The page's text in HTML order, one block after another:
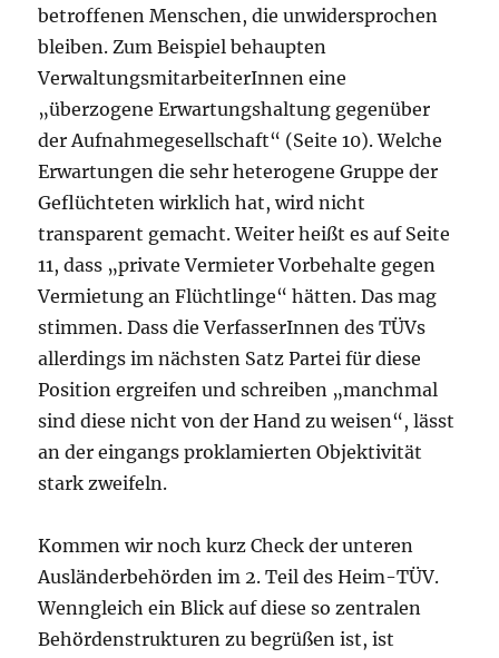
betroffenen Menschen, die unwidersprochen
bleiben. Zum Beispiel behaupten
VerwaltungsmitarbeiterInnen eine
„überzogene Erwartungshaltung gegenüber
der Aufnahmegesellschaft“ (Seite 10). Welche
Erwartungen die sehr heterogene Gruppe der
Geflüchteten wirklich hat, wird nicht
transparent gemacht. Weiter heißt es auf Seite
11, dass „private Vermieter Vorbehalte gegen
Vermietung an Flüchtlinge“ hätten. Das mag
stimmen. Dass die VerfasserInnen des TÜVs
allerdings im nächsten Satz Partei für diese
Position ergreifen und schreiben „manchmal
sind diese nicht von der Hand zu weisen“, lässt
an der eingangs proklamierten Objektivität
stark zweifeln.
Kommen wir noch kurz Check der unteren
Ausländerbehörden im 2. Teil des Heim-TÜV.
Wenngleich ein Blick auf diese so zentralen
Behördenstrukturen zu begrüßen ist, ist